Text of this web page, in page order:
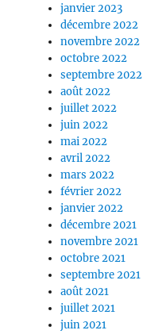
janvier 2023
décembre 2022
novembre 2022
octobre 2022
septembre 2022
août 2022
juillet 2022
juin 2022
mai 2022
avril 2022
mars 2022
février 2022
janvier 2022
décembre 2021
novembre 2021
octobre 2021
septembre 2021
août 2021
juillet 2021
juin 2021